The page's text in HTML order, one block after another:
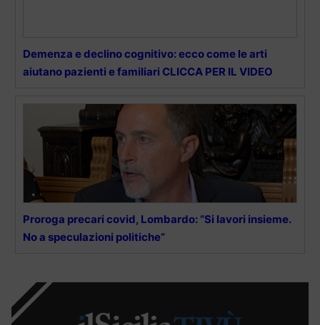
Demenza e declino cognitivo: ecco come le arti
aiutano pazienti e familiari CLICCA PER IL VIDEO
Proroga precari covid, Lombardo: “Si lavori insieme.
No a speculazioni politiche”